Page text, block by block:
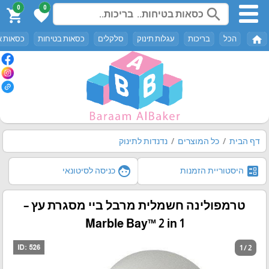
search
0
favorite
0
shopping_cart
home הכל בריכות עגלות תינוק סלקלים כסאות בטיחות כסאות
דף הבית כל המוצרים נדנדות לתינוק
ballot היסטוריית הזמנות face כניסה לסיטונאי
טרמפולינה חשמלית מרבל ביי מסגרת עץ –
Marble Bay™ 2 in 1
1 / 2